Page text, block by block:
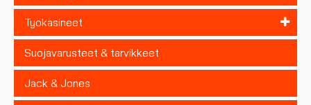
Työkäsineet
Suojavarusteet & tarvikkeet
Jack & Jones